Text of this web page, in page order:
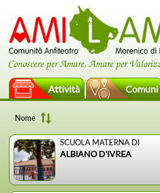
Conoscere per Amare, Amare per
Attività Comuni
Nome
SCUOLA MATERNA DI
ALBIANO D'IVREA